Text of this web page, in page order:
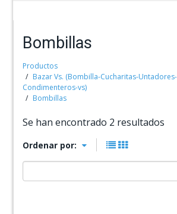
Bombillas
Productos
Bazar Vs. (Bombilla-Cucharitas-
Condimenteros-vs)
Bombillas
Se han encontrado 2 resultados
Ordenar por: